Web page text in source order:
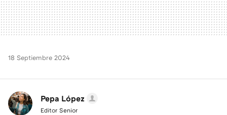
18 Septiembre 2024
Pepa López
Editor Senior